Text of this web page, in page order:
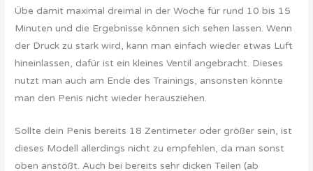
Übe damit maximal dreimal in der Woche für rund 10 bis 15
Minuten und die Ergebnisse können sich sehen lassen. Wenn
der Druck zu stark wird, kann man einfach wieder etwas Luft
hineinlassen, dafür ist ein kleines Ventil angebracht. Dieses
nutzt man auch am Ende des Trainings, ansonsten könnte
man den Penis nicht wieder herausziehen.
Sollte dein Penis bereits 18 Zentimeter oder größer sein, ist
dieses Modell allerdings nicht zu empfehlen, da man sonst
oben anstößt. Auch bei bereits sehr dicken Teilen (ab